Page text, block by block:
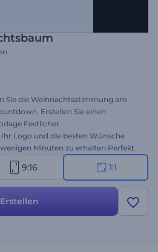
Sie die Weihnachtsstimmung am
Erstellen Sie einen
Festlicher
Logo und die besten Wünsche
Minuten zu erhalten.Perfekt
Party-Einladungen
Lächeln auf und verbreiten Sie
9:16 1:1